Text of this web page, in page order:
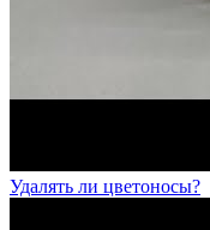
Удалять ли цветоносы?